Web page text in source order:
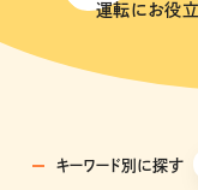
運転にお役立
キーワード別に探す